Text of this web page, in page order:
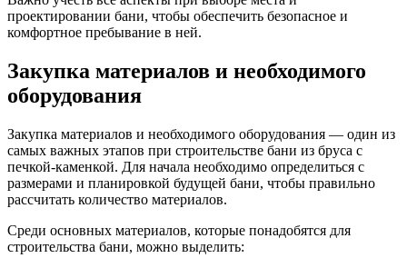
проектировании бани, чтобы обеспечить безопасное и
комфортное пребывание в ней.
Закупка материалов и необходимого
оборудования
Закупка материалов и необходимого оборудования — один из
самых важных этапов при строительстве бани из бруса с
печкой-каменкой. Для начала необходимо определиться с
размерами и планировкой будущей бани, чтобы правильно
рассчитать количество материалов.
Среди основных материалов, которые понадобятся для
строительства бани, можно выделить: